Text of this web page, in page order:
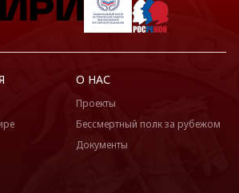
О НАС
Проекты
Бессмертный полк за рубежом
Документы